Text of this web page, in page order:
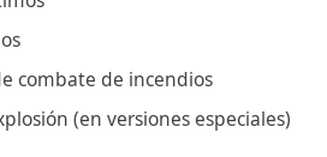
combate de incendios
(en versiones especiales)